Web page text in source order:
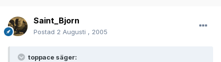
Saint_Bjorn
Postad 2 Augusti , 2005
toppace säger: